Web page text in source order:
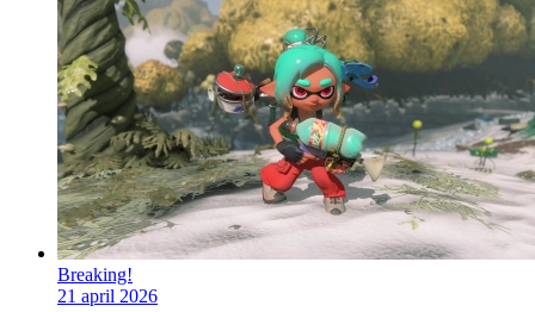
Breaking!
21 april 2026